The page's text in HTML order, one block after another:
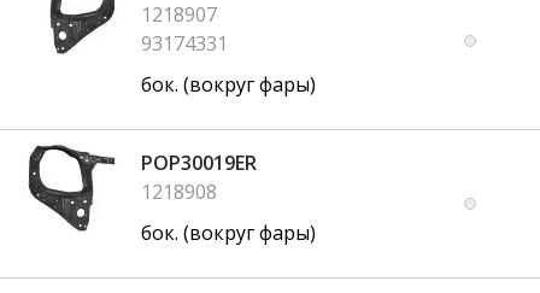
1218907
93174331
бок. (вокруг фары)
POP30019ER
1218908
бок. (вокруг фары)